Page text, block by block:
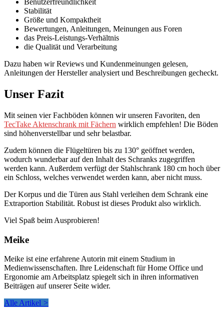
Benutzerfreundlichkeit
Stabilität
Größe und Kompaktheit
Bewertungen, Anleitungen, Meinungen aus Foren
das Preis-Leistungs-Verhältnis
die Qualität und Verarbeitung
Dazu haben wir Reviews und Kundenmeinungen gelesen,
Anleitungen der Hersteller analysiert und Beschreibungen gecheckt.
Unser Fazit
Mit seinen vier Fachböden können wir unseren Favoriten, den
TecTake Aktenschrank mit Fächern wirklich empfehlen! Die Böden
sind höhenverstellbar und sehr belastbar.
Zudem können die Flügeltüren bis zu 130° geöffnet werden,
wodurch wunderbar auf den Inhalt des Schranks zugegriffen
werden kann. Außerdem verfügt der Stahlschrank 180 cm hoch über
ein Schloss, welches verwendet werden kann, aber nicht muss.
Der Korpus und die Türen aus Stahl verleihen dem Schrank eine
Extraportion Stabilität. Robust ist dieses Produkt also wirklich.
Viel Spaß beim Ausprobieren!
Meike
Meike ist eine erfahrene Autorin mit einem Studium in
Medienwissenschaften. Ihre Leidenschaft für Home Office und
Ergonomie am Arbeitsplatz spiegelt sich in ihren informativen
Beiträgen auf unserer Seite wider.
Alle Artikel >